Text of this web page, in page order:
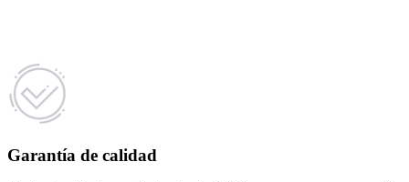
Garantía de calidad